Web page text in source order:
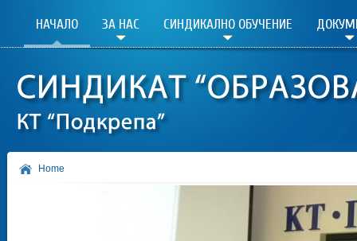
НАЧАЛО ЗА НАС СИНДИКАЛНО ОБУЧЕНИЕ
Home